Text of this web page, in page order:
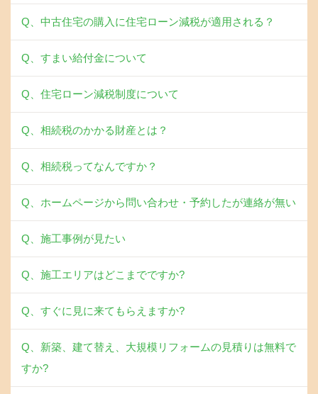
Q、中古住宅の購入に住宅ローン減税が適用される？
Q、すまい給付金について
Q、住宅ローン減税制度について
Q、相続税のかかる財産とは？
Q、相続税ってなんですか？
Q、ホームページから問い合わせ・予約したが連絡が無い
Q、施工事例が見たい
Q、施工エリアはどこまでですか?
Q、すぐに見に来てもらえますか?
Q、新築、建て替え、大規模リフォームの見積りは無料で
すか?